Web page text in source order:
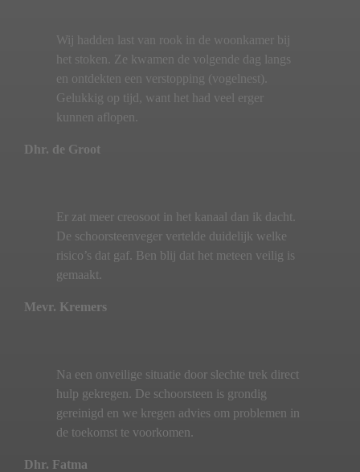
Wij hadden last van rook in de woonkamer bij
het stoken. Ze kwamen de volgende dag langs
en ontdekten een verstopping (vogelnest).
Gelukkig op tijd, want het had veel erger
kunnen aflopen.
Dhr. de Groot
Er zat meer creosoot in het kanaal dan ik dacht.
De schoorsteenveger vertelde duidelijk welke
risico’s dat gaf. Ben blij dat het meteen veilig is
gemaakt.
Mevr. Kremers
Na een onveilige situatie door slechte trek direct
hulp gekregen. De schoorsteen is grondig
gereinigd en we kregen advies om problemen in
de toekomst te voorkomen.
Dhr. Fatma